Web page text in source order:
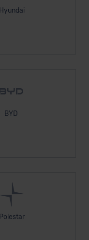
Hyundai
BYD
Polestar